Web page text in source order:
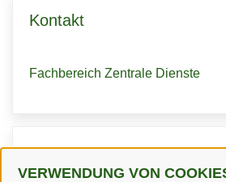
VERWENDUNG VON
Kontakt
Fachbereich Zentrale Dienste
Kontaktpersonen